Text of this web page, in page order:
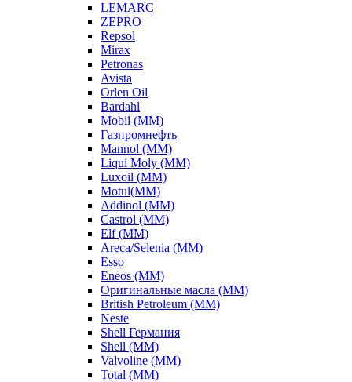
LEMARC
ZEPRO
Repsol
Mirax
Petronas
Avista
Orlen Oil
Bardahl
Mobil (ММ)
Газпромнефть
Mannol (ММ)
Liqui Moly (ММ)
Luxoil (ММ)
Motul(ММ)
Addinol (ММ)
Castrol (ММ)
Elf (ММ)
Areca/Selenia (ММ)
Esso
Eneos (ММ)
Оригинальные масла (ММ)
British Petroleum (ММ)
Neste
Shell Германия
Shell (ММ)
Valvoline (ММ)
Total (ММ)